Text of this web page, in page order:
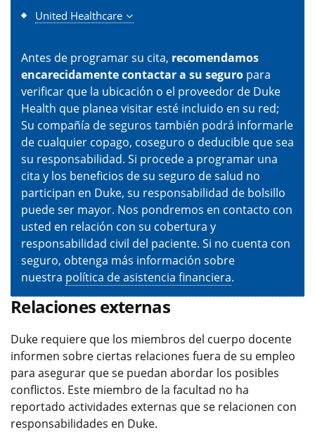
United Healthcare
Antes de programar su cita, recomendamos
encarecidamente contactar a su seguro para
verificar que la ubicación o el proveedor de Duke
Health que planea visitar esté incluido en su red;
Su compañía de seguros también podrá informarle
de cualquier copago, coseguro o deducible que sea
su responsabilidad. Si procede a programar una
cita y los beneficios de su seguro de salud no
participan en Duke, su responsabilidad de bolsillo
puede ser mayor. Nos pondremos en contacto con
usted en relación con su cobertura y
responsabilidad civil del paciente. Si no cuenta con
seguro, obtenga más información sobre
nuestra política de asistencia financiera.
Relaciones externas
Duke requiere que los miembros del cuerpo docente
informen sobre ciertas relaciones fuera de su empleo
para asegurar que se puedan abordar los posibles
conflictos. Este miembro de la facultad no ha
reportado actividades externas que se relacionen con
responsabilidades en Duke.